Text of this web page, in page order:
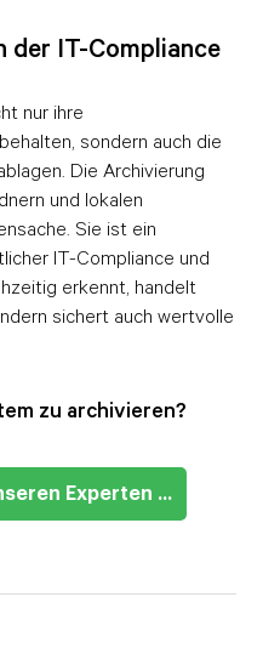
der IT-Compliance
nur ihre
sondern auch die
Die Archivierung
und lokalen
Sie ist ein
IT-Compliance und
erkennt, handelt
sichert auch wertvolle
zu archivieren?
Experten ...